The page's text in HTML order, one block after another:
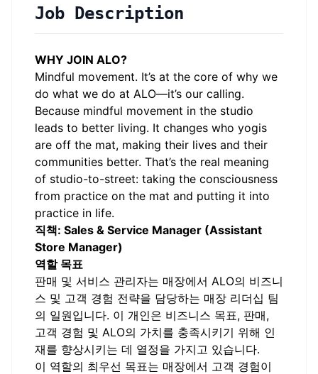
Job Description
WHY JOIN ALO?
Mindful movement. It’s at the core of why we
do what we do at ALO—it’s our calling.
Because mindful movement in the studio
leads to better living. It changes who yogis
are off the mat, making their lives and their
communities better. That’s the real meaning
of studio-to-street: taking the consciousness
from practice on the mat and putting it into
practice in life.
직책: Sales & Service Manager (Assistant
Store Manager)
역할 목표
판매 및 서비스 관리자는 매장에서 ALO의 비즈니
스 및 고객 경험 전략을 담당하는 매장 리더십 팀
의 일원입니다. 이 개인은 비즈니스 목표, 판매,
고객 경험 및 ALO의 가치를 충족시키기 위해 인
재를 향상시키는 데 열정을 가지고 있습니다.
이 역할의 최우선 목표는 매장에서 고객 경험이